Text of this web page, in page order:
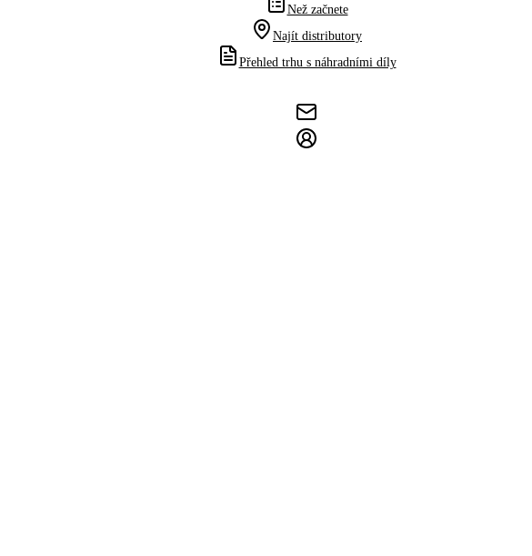
Než začnete
Najít distributory
Přehled trhu s náhradními díly